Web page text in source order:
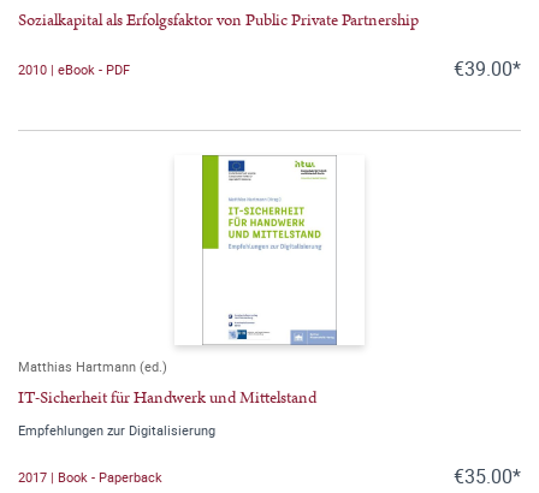
Sozialkapital als Erfolgsfaktor von Public Private Partnership
2010 | eBook - PDF €39.00*
Matthias Hartmann (ed.)
IT-Sicherheit für Handwerk und Mittelstand
Empfehlungen zur Digitalisierung
2017 | Book - Paperback €35.00*